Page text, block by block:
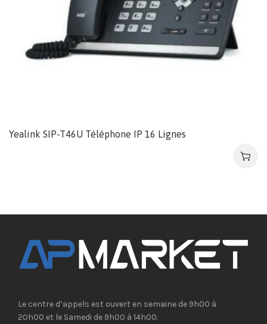
Yealink SIP-T46U Téléphone IP 16 Lignes
Le centre d’appels est ouvert en semaine de 9h00 à
20h00 et le Samedi de 9h00 à 14h00.